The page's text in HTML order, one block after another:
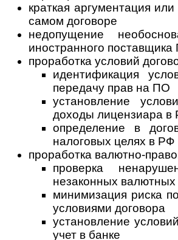
краткая аргументация
самом договоре
недопущение
иностранного
проработка условий
идентификация
передачу прав на ПО
установление
доходы лицензиара в
определение в
налоговых целях в РФ
проработка валютно-
проверка
незаконных
минимизация риска
условиями договора
установление
учет в банке